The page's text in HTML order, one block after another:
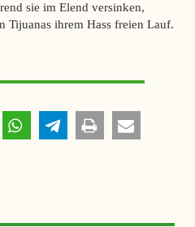
sie im Elend versinken,
Tijuanas ihrem Hass freien Lauf.